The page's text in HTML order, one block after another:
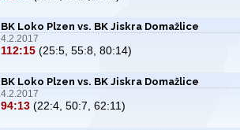
BK Loko Plzen vs. BK Jiskra Domažlice
4.2.2017
112:15 (25:5, 55:8, 80:14)
BK Loko Plzen vs. BK Jiskra Domažlice
4.2.2017
94:13 (22:4, 50:7, 62:11)